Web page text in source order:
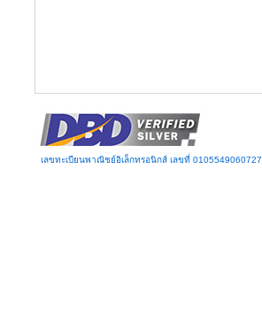
เลขทะเบียนพาณิชย์อิเล็กทรอนิกส์ เลขที่ 0105549060727